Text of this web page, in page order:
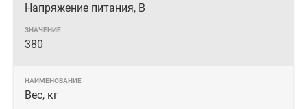
Напряжение питания, В
380
Вес, кг